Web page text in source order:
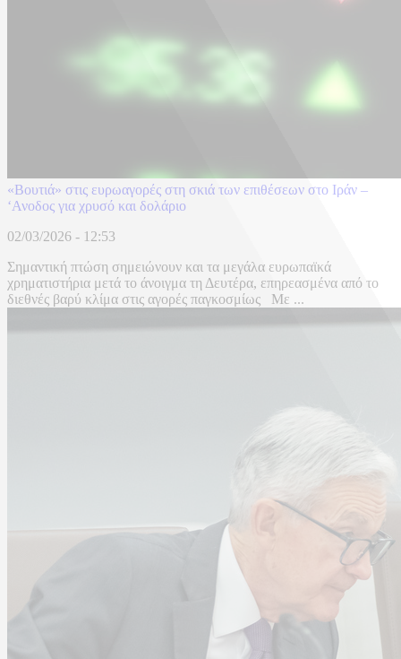
«Βουτιά» στις ευρωαγορές στη σκιά των επιθέσεων στο Ιράν –
‘Ανοδος για χρυσό και δολάριο
02/03/2026 - 12:53
Σημαντική πτώση σημειώνουν και τα μεγάλα ευρωπαϊκά
χρηματιστήρια μετά το άνοιγμα τη Δευτέρα, επηρεασμένα από το
διεθνές βαρύ κλίμα στις αγορές παγκοσμίως Με ...